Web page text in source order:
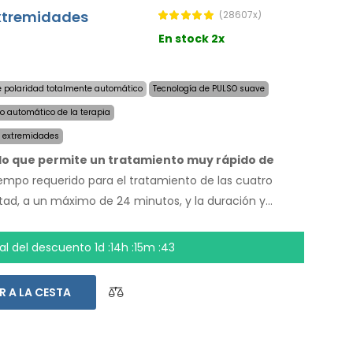
(28607x)
En stock 2x
polaridad totalmente automático
Tecnología de PULSO suave
automático de la terapia
que permite un tratamiento muy rápido de
requerido para el tratamiento de las cuatro
a un máximo de 24 minutos, y la duración y
Con el sistema automático no depende de
pies y axilas secos hoy. El precio del producto ya
y una garantía de devolución de dinero en
de uso estan en su idioma.
del descuento 1d :14h :15m :42
A LA CESTA